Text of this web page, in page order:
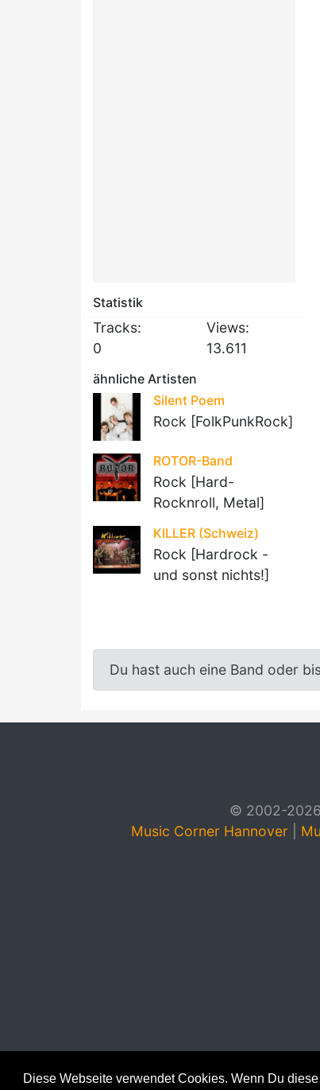
Diese Webseite verwendet Cookies. Wenn Du
Statistik
Tracks:
0
Views:
13.611
ähnliche Artisten
Silent Poem
Rock [FolkPunkRock]
ROTOR-Band
Rock [Hard-
Rocknroll, Metal]
KILLER (Schweiz)
Rock [Hardrock -
und sonst nichts!]
Du hast auch eine Band oder
© 2002-2026
Music Corner Hannover